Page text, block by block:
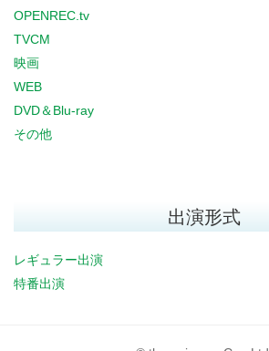
OPENREC.tv
TVCM
映画
WEB
DVD＆Blu-ray
その他
出演形式
レギュラー出演
特番出演